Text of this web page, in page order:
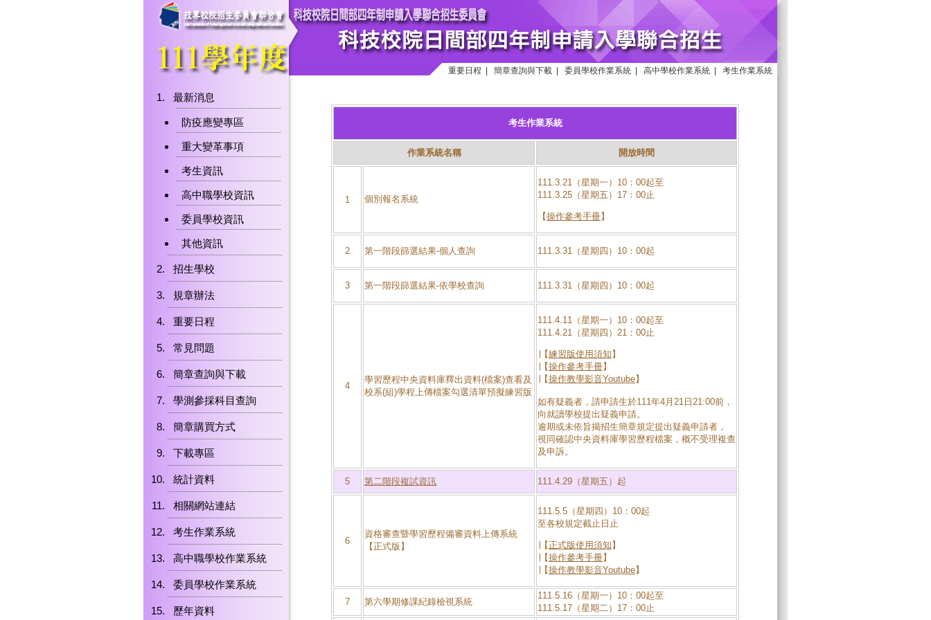
重要日程 簡章查詢與下載 委員學校作業系統 高中學校作業系統 考生作業系統
最新消息
防疫應變專區
重大變革事項
考生資訊
高中職學校資訊
委員學校資訊
其他資訊
招生學校
規章辦法
重要日程
常見問題
簡章查詢與下載
學測參採科目查詢
簡章購買方式
下載專區
統計資料
相關網站連結
考生作業系統
高中職學校作業系統
委員學校作業系統
歷年資料
考生作業系統
作業系統名稱 開放時間
1 個別報名系統
111.3.21（星期一）10：00起至
111.3.25（星期五）17：00止
【操作參考手冊】
2 第一階段篩選結果-個人查詢 111.3.31（星期四）10：00起
3 第一階段篩選結果-依學校查詢 111.3.31（星期四）10：00起
4
學習歷程中央資料庫釋出資料(檔案)查看及
校系(組)學程上傳檔案勾選清單預擬練習版
111.4.11（星期一）10：00起至
111.4.21（星期四）21：00止
∣【練習版使用須知 】
∣【操作參考手冊】
∣【操作教學影音Youtube】
如有疑義者，請申請生於111年4月21日21:00前，
向就讀學校提出疑義申請。
逾期或未依旨揭招生簡章規定提出疑義申請者，
視同確認中央資料庫學習歷程檔案，概不受理複查
及申訴。
5 第二階段複試資訊 111.4.29（星期五）起
6
資格審查暨學習歷程備審資料上傳系統
【正式版】
111.5.5（星期四）10：00起
至各校規定截止日止
∣【正式版使用須知 】
∣【操作參考手冊】
∣【操作教學影音Youtube】
7 第六學期修課紀錄檢視系統
111.5.16（星期一）10：00起至
111.5.17（星期二）17：00止